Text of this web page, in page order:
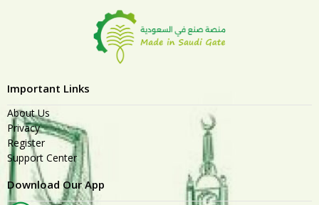
Important Links
About Us
Privacy
Register
Support Center
Download Our App